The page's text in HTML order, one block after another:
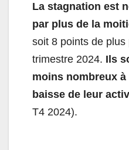
La stagnation est
par plus de la
soit 8 points de
trimestre 2024. Ils
moins nombreux
baisse de leur
T4 2024).